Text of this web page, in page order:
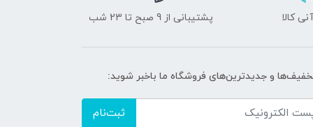
کالا پشتیبانی از 9 صبح تا 23 شب
و جدیدترین‌های فروشگاه ما باخبر شوید:
ثبت‌نام